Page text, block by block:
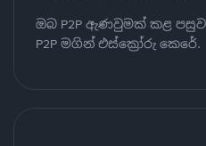
ඔබ P2P ඇණවුමක් කළ පසුව,
P2P මගින් එස්ක්‍රෝරු කෙරේ.